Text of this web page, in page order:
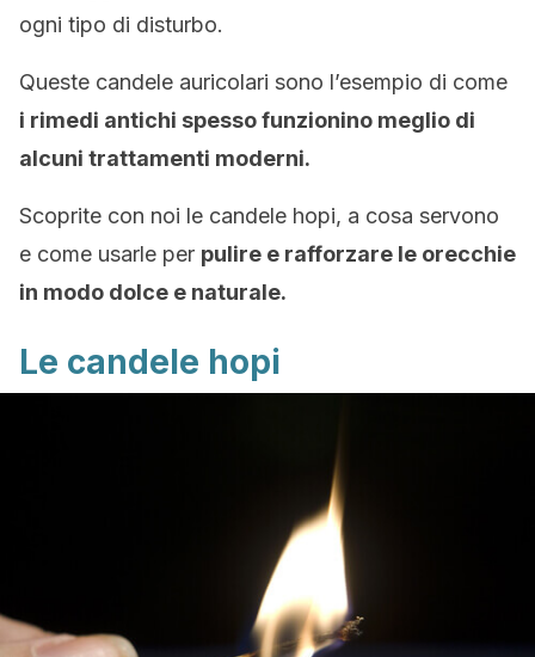
ogni tipo di disturbo.
Queste candele auricolari sono l’esempio di come
i rimedi antichi spesso funzionino meglio di
alcuni trattamenti moderni.
Scoprite con noi le candele hopi, a cosa servono
e come usarle per pulire e rafforzare le orecchie
in modo dolce e naturale.
Le candele hopi